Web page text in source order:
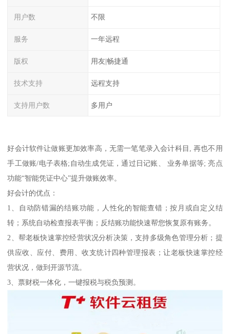
用户数 不限
服务 一年远程
版权 用友|畅捷通
技术支持 远程支持
支持用户数 多用户
好会计软件让做账更加效率高，无需一笔笔录入会计科目, 再也不用
手工做账/电子表格;自动生成凭证，通过日记账、 业务单据等; 亮点
功能“智能凭证中心”提升做账效率。
好会计的优点：
1、自动防错漏的结账功能，人性化的智能查错；按月或自定义结
转；系统自动检查报表平衡；反结账功能快速帮您恢复原有账务。
2、帮老板快速掌控经营状况分析决策，支持多级角色管理分析；提
供应收、应付、费用、收支统计四种管理报表；让老板快速掌控经
营状况，做到开源节流。
3、票财税一体化，一键报税与税负预测。